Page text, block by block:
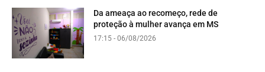
Da ameaça ao recomeço, rede de
proteção à mulher avança em MS
17:15 - 06/08/2026